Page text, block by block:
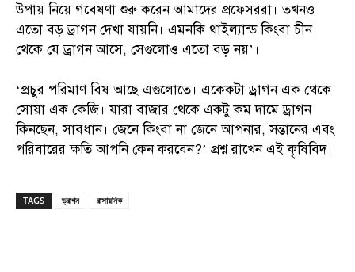
উপায় নিয়ে গবেষণা শুরু করেন আমাদের প্রফেসররা। তখনও
এতো বড় ড্রাগন দেখা যায়নি। এমনকি থাইল্যান্ড কিংবা চীন
থেকে যে ড্রাগন আসে, সেগুলোও এতো বড় নয়’।
‘প্রচুর পরিমাণ বিষ আছে এগুলোতে। একেকটা ড্রাগন এক থেকে
সোয়া এক কেজি। যারা বাজার থেকে একটু কম দামে ড্রাগন
কিনছেন, সাবধান। জেনে কিংবা না জেনে আপনার, সন্তানের এবং
পরিবারের ক্ষতি আপনি কেন করবেন?’ প্রশ্ন রাখেন এই কৃষিবিদ।
TAGS ড্রাগন রাসায়নিক